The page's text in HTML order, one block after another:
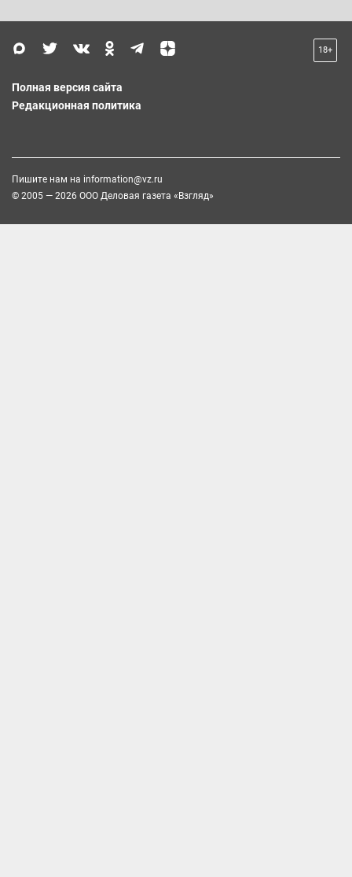
18+
Полная версия сайта
Редакционная политика
Пишите нам на information@vz.ru
© 2005 — 2026 ООО Деловая газета «Взгляд»